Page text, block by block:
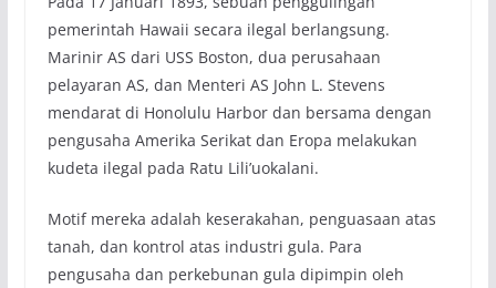
pemerintah Hawaii secara ilegal berlangsung.
Marinir AS dari USS Boston, dua perusahaan
pelayaran AS, dan Menteri AS John L. Stevens
mendarat di Honolulu Harbor dan bersama dengan
pengusaha Amerika Serikat dan Eropa melakukan
kudeta ilegal pada Ratu Lili’uokalani.
Motif mereka adalah keserakahan, penguasaan atas
tanah, dan kontrol atas industri gula. Para
pengusaha dan perkebunan gula dipimpin oleh